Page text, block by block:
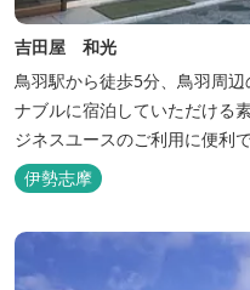
吉田屋 和光
鳥羽駅から徒歩5分、鳥羽周
ナブルに宿泊していただける
ジネスユースのご利用に便利で
伊勢志摩